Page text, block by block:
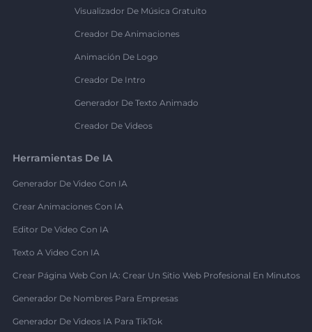
Visualizador De Música Gratuito
Creador De Animaciones
Animación De Logo
Creador De Intro
Generador De Texto Animado
Creador De Videos
Herramientas De IA
Generador De Video Con IA
Crear Animaciones Con IA
Editor De Video Con IA
Texto A Video Con IA
Crear Página Web Con IA: Crear Un Sitio Web Profesional En Minutos
Generador De Nombres Para Empresas
Generador De Videos IA Para TikTok